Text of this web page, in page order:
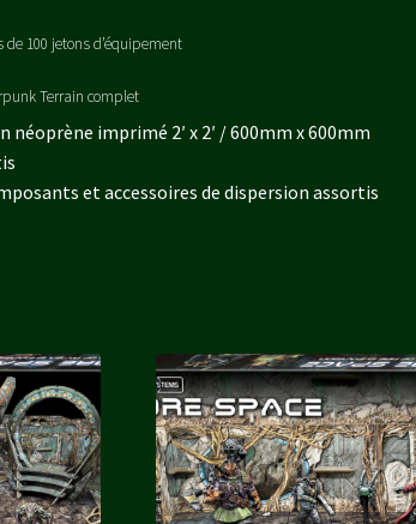
100 jetons d’équipement
Terrain complet
néoprène imprimé 2′ x 2′ / 600mm x 600mm
et accessoires de dispersion assortis